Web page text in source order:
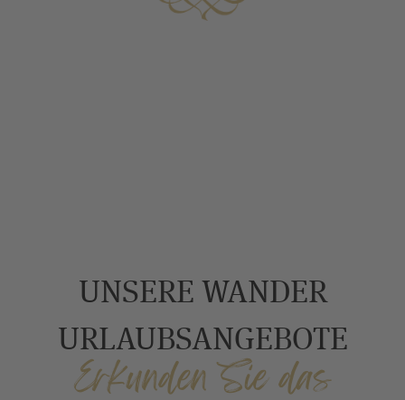
UNSERE WANDER
URLAUBSANGEBOTE
Erkunden Sie das